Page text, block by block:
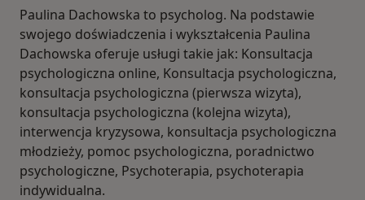
Paulina Dachowska to psycholog. Na podstawie
swojego doświadczenia i wykształcenia Paulina
Dachowska oferuje usługi takie jak: Konsultacja
psychologiczna online, Konsultacja psychologiczna,
konsultacja psychologiczna (pierwsza wizyta),
konsultacja psychologiczna (kolejna wizyta),
interwencja kryzysowa, konsultacja psychologiczna
młodzieży, pomoc psychologiczna, poradnictwo
psychologiczne, Psychoterapia, psychoterapia
indywidualna.